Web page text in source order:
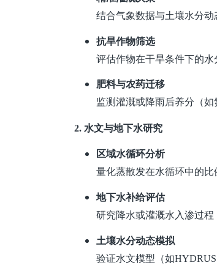
结合气象数据与土壤水分动
抗旱作物筛选
评估作物在干旱条件下的水
肥料与农药迁移
监测灌溉或降雨后养分（如
2. 水文与地下水研究
区域水循环分析
量化蒸散发在水循环中的比
地下水补给评估
研究降水或灌溉水入渗过程
土壤水分动态模拟
验证水文模型（如